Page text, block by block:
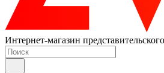
Интернет-магазин